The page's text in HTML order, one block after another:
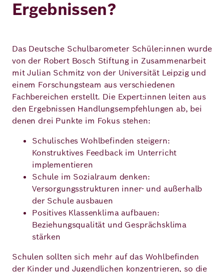
Ergebnissen?
Das Deutsche Schulbarometer Schüler:innen wurde
von der Robert Bosch Stiftung in Zusammenarbeit
mit Julian Schmitz von der Universität Leipzig und
einem Forschungsteam aus verschiedenen
Fachbereichen erstellt. Die Expert:innen leiten aus
den Ergebnissen Handlungsempfehlungen ab, bei
denen drei Punkte im Fokus stehen:
Schulisches Wohlbefinden steigern:
Konstruktives Feedback im Unterricht
implementieren
Schule im Sozialraum denken:
Versorgungsstrukturen inner- und außerhalb
der Schule ausbauen
Positives Klassenklima aufbauen:
Beziehungsqualität und Gesprächsklima
stärken
Schulen sollten sich mehr auf das Wohlbefinden
der Kinder und Jugendlichen konzentrieren, so die